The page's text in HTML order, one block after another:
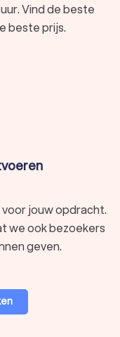
Vind de beste
beste prijs.
jouw opdracht.
we ook bezoekers
geven.